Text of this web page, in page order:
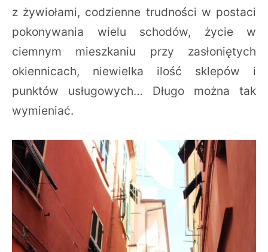
z żywiołami, codzienne trudności w postaci
pokonywania wielu schodów, życie w
ciemnym mieszkaniu przy zasłoniętych
okiennicach, niewielka ilość sklepów i
punktów usługowych… Długo można tak
wymieniać.